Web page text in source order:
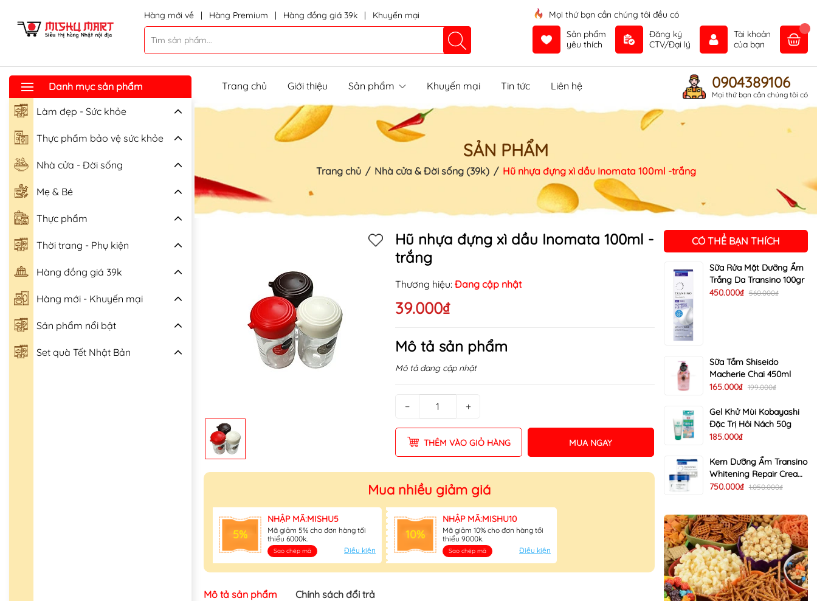
Hàng mới về | Hàng Premium | Hàng đồng giá 39k | Khuyến mại
Mọi thứ bạn cần chúng tôi đều có
Sản phẩm
yêu thích
Đăng ký
CTV/Đại lý
Tài khoản
của bạn
Danh mục sản phẩm
Làm đẹp - Sức khỏe
Thực phẩm bảo vệ sức khỏe
Nhà cửa - Đời sống
Mẹ & Bé
Thực phẩm
Thời trang - Phụ kiện
Hàng đồng giá 39k
Hàng mới - Khuyến mại
Sản phẩm nổi bật
Set quà Tết Nhật Bản
Trang chủ Giới thiệu Sản phẩm Khuyến mại Tin tức Liên hệ 0904389106
Mọi thứ bạn cần chúng tôi có
SẢN PHẨM
Trang chủ / Nhà cửa & Đời sống (39k) / Hũ nhựa đựng xì dầu Inomata 100ml -trắng
Hũ nhựa đựng xì dầu Inomata 100ml -
trắng
Thương hiệu: Đang cập nhật
39.000₫
Mô tả sản phẩm
Mô tả đang cập nhật
− +
THÊM VÀO GIỎ HÀNG MUA NGAY
Mua nhiều giảm giá
5%
NHẬP MÃ:MISHU5
Mã giảm 5% cho đơn hàng tối
thiểu 6000k.
Sao chép mã Điều kiện
10%
NHẬP MÃ:MISHU10
Mã giảm 10% cho đơn hàng tối
thiểu 9000k.
Sao chép mã Điều kiện
Mã khuyến mãi:
Điều kiện:
Mô tả sản phẩm Chính sách đổi trả
CÓ THỂ BẠN THÍCH
Sữa Rửa Mặt Dưỡng Ẩm
Trắng Da Transino 100gr
450.000₫ 560.000₫
Sữa Tắm Shiseido
Macherie Chai 450ml
165.000₫ 199.000₫
Gel Khử Mùi Kobayashi
Đặc Trị Hôi Nách 50g
185.000₫
Kem Dưỡng Ẩm Transino
Whitening Repair Cream
EX Trị Nám Trắng Da 35g
750.000₫ 1.050.000₫